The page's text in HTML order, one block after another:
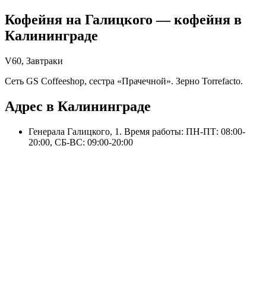
Кофейня на Галицкого — кофейня в
Калининграде
V60, Завтраки
Сеть GS Coffeeshop, сестра «Прачечной». Зерно Torrefacto.
Адрес в Калининграде
Генерала Галицкого, 1 . Время работы: ПН-ПТ: 08:00-
20:00, СБ-ВС: 09:00-20:00